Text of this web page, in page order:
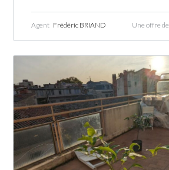
Agent Frédéric BRIAND Une offre de